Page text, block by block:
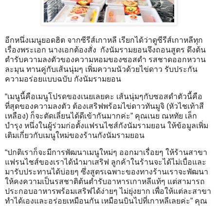
อีกหนึ่งเมนูยอดฮิต จากซีรีส์เกาหลี เรียกได้ว่าดูซีรีส์เกาหลีทุก
เรื่องพระเอก นางเอกต้องสั่ง กังนัมรามยอนจึงถอนสูตร ดึงต้น
ตำรับความลงตัวของความหอมของซอสดำ รสชาดออกหวาน
ละมุน ทานคู่กับเส้นนุ่มๆ เพิ่มความนัวด้วยไข่ดาว รับประกัน
ความอร่อยแบบฉบับ กังนัมรามยอน
“เมนูนี้คือเมนูโปรดของเนยเลยคะ เส้นนุ่มๆกับซอสดำตัวนี้คือ
ที่สุดของความลงตัว ต้องเสริฟพร้อมไข่ดาวทันมูจิ (หัวไชเท้าสี
เหลือง) ก็จะตัดเลี่ยนได้ดีเข้ากันมากค่ะ” คุณเนย ณหทัย เล็ก
บำรุง หนึ่งในผู้ร่วมก่อตั้งแฟรนไชส์กังนัมรามยอน ให้ข้อมูลเพิ่ม
เติมเกี่ยวกับเมนูใหม่ของร้านกังนัมรามยอน
“ปกติเราก็จะมีการพัฒนาเมนูใหม่ๆ ออกมาเรื่อยๆ ให้ร้านสาขา
แฟรนไชส์ของเราได้นำมาเสริฟ ลูกค้าในร้านจะได้ไม่เบื่อและ
มารับประทานได้บ่อยๆ ซึ่งสูตรเฉพาะของทางร้านเราจะพัฒนา
ให้คงความเป็นรสชาติต้นตำรับอาหารเกาหลีแท้ๆ แต่สามารถ
ประกอบอาหารพร้อมเสริฟได้ง่ายๆ ไม่ยุ่งยาก เพื่อให้แต่ละสาขา
ทำได้เองและอร่อยเหมือนกัน เหมือนบินไปที่เกาหลีเลยค่ะ” คุณ